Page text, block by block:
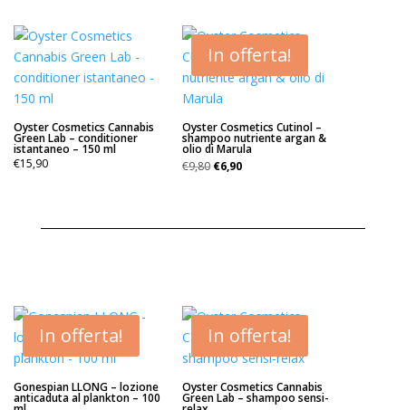
Oyster Cosmetics Cannabis
Green Lab – conditioner
istantaneo – 150 ml
€15,90
In offerta!
Oyster Cosmetics Cutinol –
shampoo nutriente argan &
olio di Marula
€9,80 Il
€6,90Il
In offerta!
Gonespian LLONG – lozione
anticaduta al plankton – 100
In offerta!
Oyster Cosmetics Cannabis
Green Lab – shampoo sensi-